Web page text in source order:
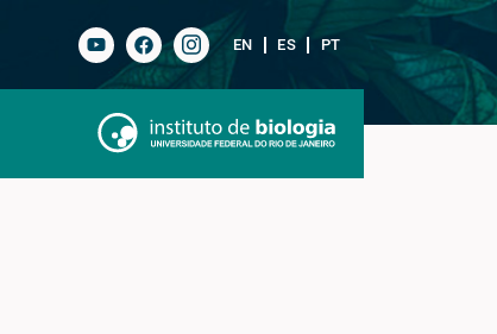
EN ES PT